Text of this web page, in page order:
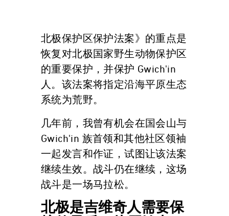
北极保护区保护法案》的重点是
恢复对北极国家野生动物保护区
的重要保护，并保护 Gwich'in
人。该法案将指定沿海平原生态
系统为荒野。
几年前，我曾有机会在国会山与
Gwich'in 族首领和其他社区领袖
一起发言和作证，试图让该法案
继续生效。战斗仍在继续，这场
战斗是一场马拉松。
北极是吉维奇人需要保